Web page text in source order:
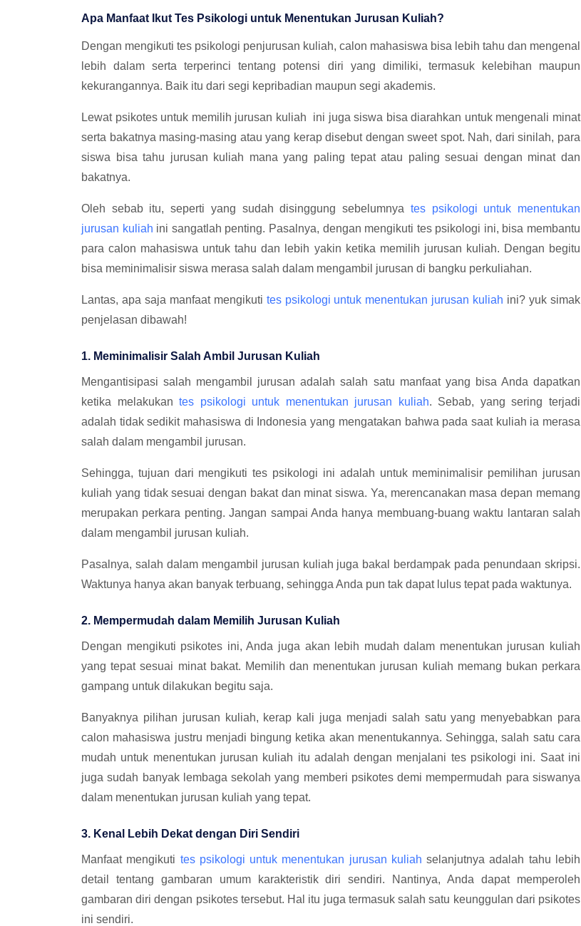
Apa Manfaat Ikut Tes Psikologi untuk Menentukan Jurusan Kuliah?
Dengan mengikuti tes psikologi penjurusan kuliah, calon mahasiswa bisa lebih tahu dan mengenal
lebih dalam serta terperinci tentang potensi diri yang dimiliki, termasuk kelebihan maupun
kekurangannya. Baik itu dari segi kepribadian maupun segi akademis.
Lewat psikotes untuk memilih jurusan kuliah ini juga siswa bisa diarahkan untuk mengenali minat
serta bakatnya masing-masing atau yang kerap disebut dengan sweet spot. Nah, dari sinilah, para
siswa bisa tahu jurusan kuliah mana yang paling tepat atau paling sesuai dengan minat dan
bakatnya.
Oleh sebab itu, seperti yang sudah disinggung sebelumnya tes psikologi untuk menentukan
jurusan kuliah ini sangatlah penting. Pasalnya, dengan mengikuti tes psikologi ini, bisa membantu
para calon mahasiswa untuk tahu dan lebih yakin ketika memilih jurusan kuliah. Dengan begitu
bisa meminimalisir siswa merasa salah dalam mengambil jurusan di bangku perkuliahan.
Lantas, apa saja manfaat mengikuti tes psikologi untuk menentukan jurusan kuliah ini? yuk simak
penjelasan dibawah!
1. Meminimalisir Salah Ambil Jurusan Kuliah
Mengantisipasi salah mengambil jurusan adalah salah satu manfaat yang bisa Anda dapatkan
ketika melakukantes psikologi untuk menentukan jurusan kuliah. Sebab, yang sering terjadi
adalah tidak sedikit mahasiswa di Indonesia yang mengatakan bahwa pada saat kuliah ia merasa
salah dalam mengambil jurusan.
Sehingga, tujuan dari mengikuti tes psikologi ini adalah untuk meminimalisir pemilihan jurusan
kuliah yang tidak sesuai dengan bakat dan minat siswa. Ya, merencanakan masa depan memang
merupakan perkara penting. Jangan sampai Anda hanya membuang-buang waktu lantaran salah
dalam mengambil jurusan kuliah.
Pasalnya, salah dalam mengambil jurusan kuliah juga bakal berdampak pada penundaan skripsi.
Waktunya hanya akan banyak terbuang, sehingga Anda pun tak dapat lulus tepat pada waktunya.
2. Mempermudah dalam Memilih Jurusan Kuliah
Dengan mengikuti psikotes ini, Anda juga akan lebih mudah dalam menentukan jurusan kuliah
yang tepat sesuai minat bakat. Memilih dan menentukan jurusan kuliah memang bukan perkara
gampang untuk dilakukan begitu saja.
Banyaknya pilihan jurusan kuliah, kerap kali juga menjadi salah satu yang menyebabkan para
calon mahasiswa justru menjadi bingung ketika akan menentukannya. Sehingga, salah satu cara
mudah untuk menentukan jurusan kuliah itu adalah dengan menjalani tes psikologi ini. Saat ini
juga sudah banyak lembaga sekolah yang memberi psikotes demi mempermudah para siswanya
dalam menentukan jurusan kuliah yang tepat.
3. Kenal Lebih Dekat dengan Diri Sendiri
Manfaat mengikuti tes psikologi untuk menentukan jurusan kuliah selanjutnya adalah tahu lebih
detail tentang gambaran umum karakteristik diri sendiri. Nantinya, Anda dapat memperoleh
gambaran diri dengan psikotes tersebut. Hal itu juga termasuk salah satu keunggulan dari psikotes
ini sendiri.